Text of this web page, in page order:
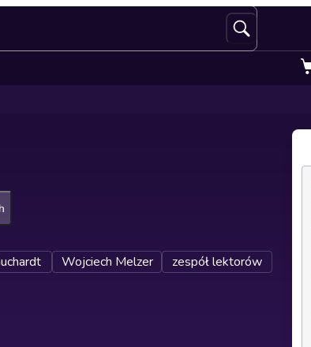
Wojciech Melzer
zespół lektorów